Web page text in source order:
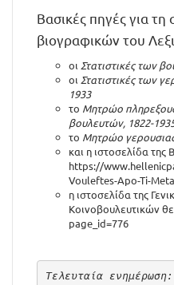
Βασικές πηγές για
βιογραφικών του
οι Στατιστικές των
οι Στατιστικές των
1933
το Μητρώο
βουλευτών, 1822-
το Μητρώο
και η ιστοσελίδα
https://
Vouleftes-Apo-Ti-
η ιστοσελίδα της
Κοινοβουλευτικών
page_id=776
Τελευταία